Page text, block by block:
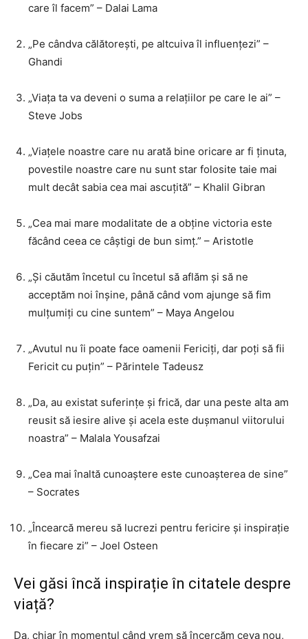
care îl facem” – Dalai Lama
„Pe cândva călătorești, pe altcuiva îl influențezi” –
Ghandi
„Viața ta va deveni o suma a relațiilor pe care le ai” –
Steve Jobs
„Viațele noastre care nu arată bine oricare ar fi ținuta,
povestile noastre care nu sunt star folosite taie mai
mult decât sabia cea mai ascuțită” – Khalil Gibran
„Cea mai mare modalitate de a obține victoria este
făcând ceea ce câștigi de bun simț.” – Aristotle
„Și căutăm încetul cu încetul să aflăm și să ne
acceptăm noi înșine, până când vom ajunge să fim
mulțumiți cu cine suntem” – Maya Angelou
„Avutul nu îi poate face oamenii Fericiți, dar poți să fii
Fericit cu puțin” – Părintele Tadeusz
„Da, au existat suferințe și frică, dar una peste alta am
reusit să iesire alive și acela este dușmanul viitorului
noastra” – Malala Yousafzai
„Cea mai înaltă cunoaștere este cunoașterea de sine”
– Socrates
„Încearcă mereu să lucrezi pentru fericire și inspirație
în fiecare zi” – Joel Osteen
Vei găsi încă inspirație în citatele despre
viață?
Da, chiar în momentul când vrem să încercăm ceva nou,